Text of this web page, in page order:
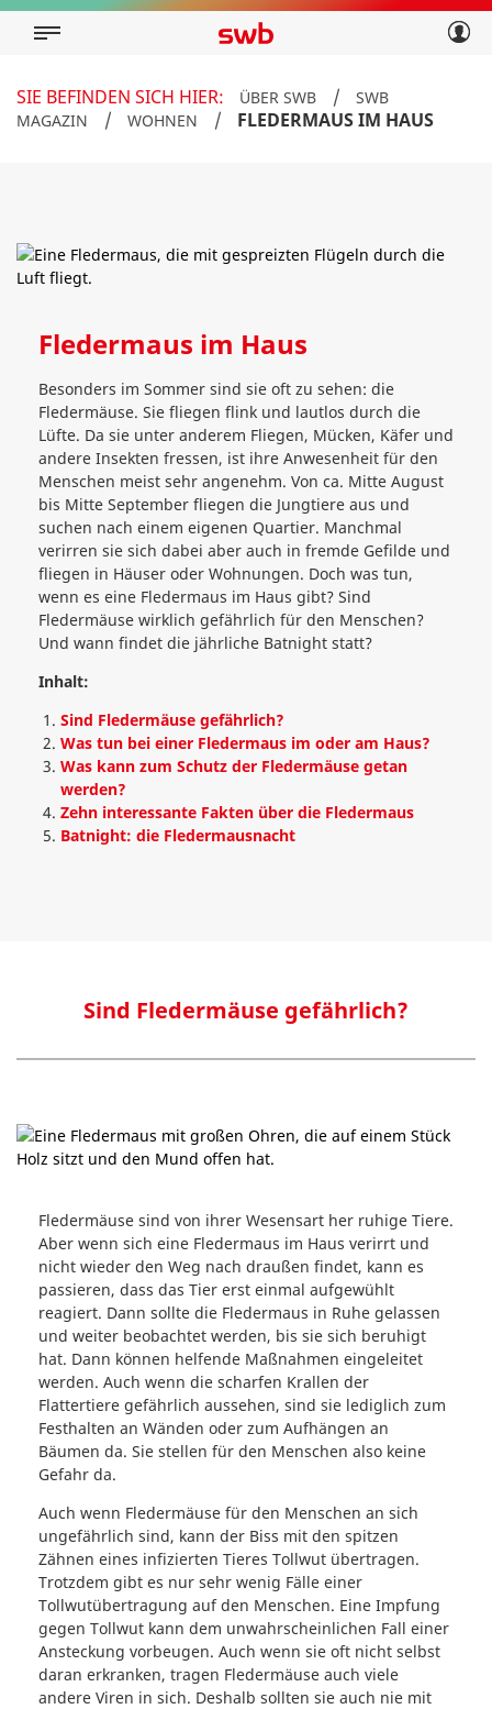
Privatkunden
Über swb
SIE BEFINDEN SICH HIER: ÜBER SWB /
SWB
MAGAZIN
/ WOHNEN / FLEDERMAUS IM HAUS
Fledermaus im Haus
Besonders im Sommer sind sie oft zu sehen: die
Fledermäuse. Sie fliegen flink und lautlos durch die
Lüfte. Da sie unter anderem Fliegen, Mücken, Käfer und
andere Insekten fressen, ist ihre Anwesenheit für den
Menschen meist sehr angenehm. Von ca. Mitte August
bis Mitte September fliegen die Jungtiere aus und
suchen nach einem eigenen Quartier. Manchmal
verirren sie sich dabei aber auch in fremde Gefilde und
fliegen in Häuser oder Wohnungen. Doch was tun,
wenn es eine Fledermaus im Haus gibt? Sind
Fledermäuse wirklich gefährlich für den Menschen?
Und wann findet die jährliche Batnight statt?
Inhalt:
Sind Fledermäuse gefährlich?
Was tun bei einer Fledermaus im oder am Haus?
Was kann zum Schutz der Fledermäuse getan
werden?
Zehn interessante Fakten über die Fledermaus
Batnight: die Fledermausnacht
Sind Fledermäuse gefährlich?
Fledermäuse sind von ihrer Wesensart her ruhige Tiere.
Aber wenn sich eine Fledermaus im Haus verirrt und
nicht wieder den Weg nach draußen findet, kann es
passieren, dass das Tier erst einmal aufgewühlt
reagiert. Dann sollte die Fledermaus in Ruhe gelassen
und weiter beobachtet werden, bis sie sich beruhigt
hat. Dann können helfende Maßnahmen eingeleitet
werden. Auch wenn die scharfen Krallen der
Flattertiere gefährlich aussehen, sind sie lediglich zum
Festhalten an Wänden oder zum Aufhängen an
Bäumen da. Sie stellen für den Menschen also keine
Gefahr da.
Auch wenn Fledermäuse für den Menschen an sich
ungefährlich sind, kann der Biss mit den spitzen
Zähnen eines infizierten Tieres Tollwut übertragen.
Trotzdem gibt es nur sehr wenig Fälle einer
Tollwutübertragung auf den Menschen. Eine Impfung
gegen Tollwut kann dem unwahrscheinlichen Fall einer
Ansteckung vorbeugen. Auch wenn sie oft nicht selbst
daran erkranken, tragen Fledermäuse auch viele
andere Viren in sich. Deshalb sollten sie auch nie mit